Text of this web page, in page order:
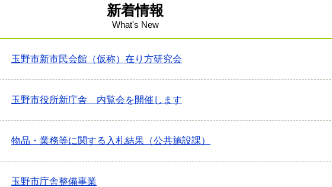
新着情報
What's New
玉野市新市民会館（仮称）在り方研究会
玉野市役所新庁舎 内覧会を開催します
物品・業務等に関する入札結果（公共施設課）
玉野市庁舎整備事業